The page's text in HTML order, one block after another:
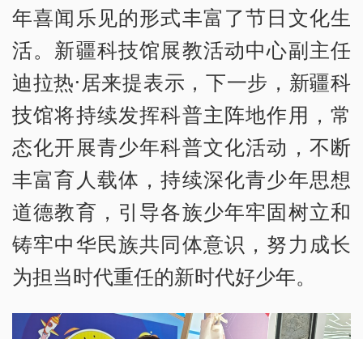
年喜闻乐见的形式丰富了节日文化生
活。新疆科技馆展教活动中心副主任
迪拉热·居来提表示，下一步，新疆科
技馆将持续发挥科普主阵地作用，常
态化开展青少年科普文化活动，不断
丰富育人载体，持续深化青少年思想
道德教育，引导各族少年牢固树立和
铸牢中华民族共同体意识，努力成长
为担当时代重任的新时代好少年。